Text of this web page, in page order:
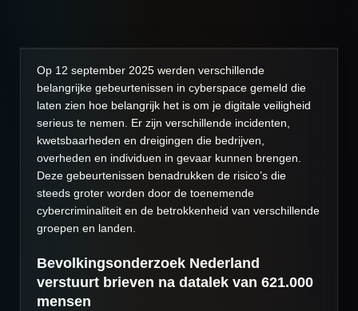
Op 12 september 2025 werden verschillende
belangrijke gebeurtenissen in cyberspace gemeld die
laten zien hoe belangrijk het is om je digitale veiligheid
serieus te nemen. Er zijn verschillende incidenten,
kwetsbaarheden en dreigingen die bedrijven,
overheden en individuen in gevaar kunnen brengen.
Deze gebeurtenissen benadrukken de risico’s die
steeds groter worden door de toenemende
cybercriminaliteit en de betrokkenheid van verschillende
groepen en landen.
Bevolkingsonderzoek Nederland
verstuurt brieven na datalek van 621.000
mensen